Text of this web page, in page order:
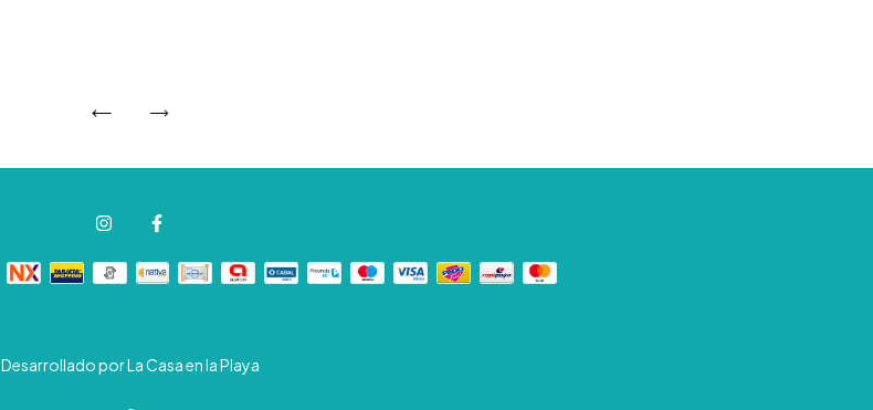
Desarrollado por La Casa en la Playa